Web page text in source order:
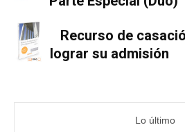
Recurso de
lograr su admisión
Lo último